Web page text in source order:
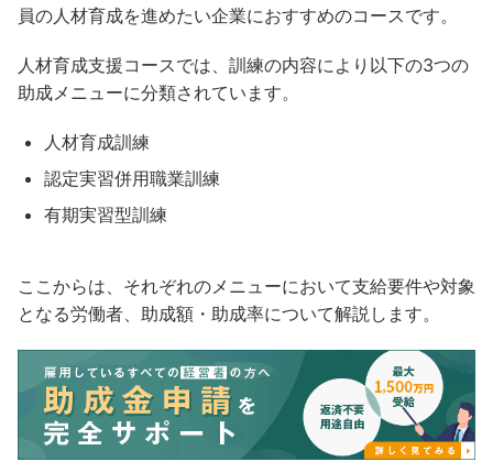
員の人材育成を進めたい企業におすすめのコースです。
人材育成支援コースでは、訓練の内容により以下の3つの
助成メニューに分類されています。
人材育成訓練
認定実習併用職業訓練
有期実習型訓練
ここからは、それぞれのメニューにおいて支給要件や対象
となる労働者、助成額・助成率について解説します。